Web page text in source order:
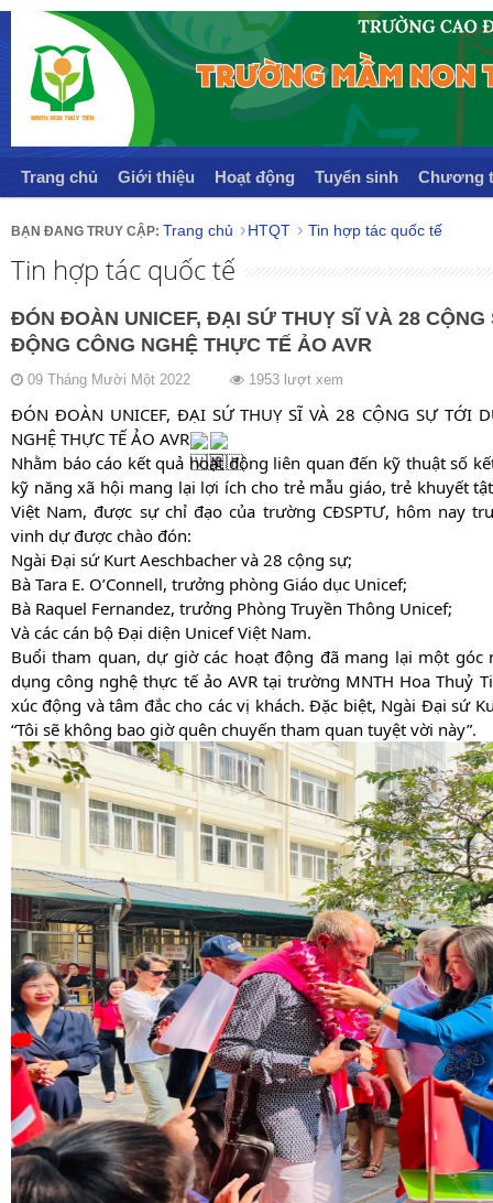
Trang chủ Giới thiệu Hoạt động Tuyển sinh Chương
Trang chủ HTQT Tin hợp tác quốc tế
Tin hợp tác quốc tế
ĐÓN ĐOÀN UNICEF, ĐẠI SỨ THUỴ SĨ VÀ 28
ĐỘNG CÔNG NGHỆ THỰC TẾ ẢO AVR
09 Tháng Mười Một 2022 1953 lượt xem
ĐÓN ĐOÀN UNICEF, ĐẠI SỨ THUỴ SĨ VÀ 28 CỘNG SỰ TỚI
NGHỆ THỰC TẾ ẢO AVR
Nhằm báo cáo kết quả hoạt động liên quan đến kỹ thuật số
kỹ năng xã hội mang lại lợi ích cho trẻ mẫu giáo, trẻ khuyết
Việt Nam, được sự chỉ đạo của trường CĐSPTƯ, hôm nay
vinh dự được chào đón:
Ngài Đại sứ Kurt Aeschbacher và 28 cộng sự;
Bà Tara E. O’Connell, trưởng phòng Giáo dục Unicef;
Bà Raquel Fernandez, trưởng Phòng Truyền Thông Unicef;
Và các cán bộ Đại diện Unicef Việt Nam.
Buổi tham quan, dự giờ các hoạt động đã mang lại một góc
dụng công nghệ thực tế ảo AVR tại trường MNTH Hoa Thuỷ
xúc động và tâm đắc cho các vị khách. Đặc biệt, Ngài Đại sứ
“Tôi sẽ không bao giờ quên chuyến tham quan tuyệt vời này”.